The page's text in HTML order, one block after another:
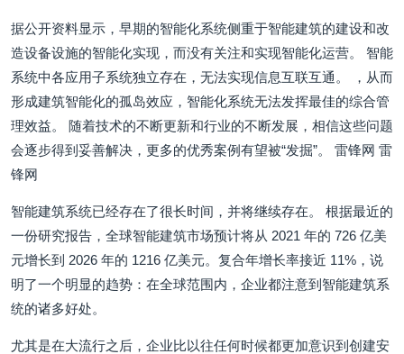
据公开资料显示，早期的智能化系统侧重于智能建筑的建设和改
造设备设施的智能化实现，而没有关注和实现智能化运营。 智能
系统中各应用子系统独立存在，无法实现信息互联互通。 ，从而
形成建筑智能化的孤岛效应，智能化系统无法发挥最佳的综合管
理效益。 随着技术的不断更新和行业的不断发展，相信这些问题
会逐步得到妥善解决，更多的优秀案例有望被“发掘”。 雷锋网 雷
锋网
智能建筑系统已经存在了很长时间，并将继续存在。 根据最近的
一份研究报告，全球智能建筑市场预计将从 2021 年的 726 亿美
元增长到 2026 年的 1216 亿美元。复合年增长率接近 11%，说
明了一个明显的趋势：在全球范围内，企业都注意到智能建筑系
统的诸多好处。
尤其是在大流行之后，企业比以往任何时候都更加意识到创建安